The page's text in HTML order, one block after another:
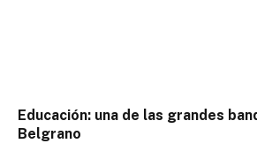
Educación: una de las grandes
Belgrano